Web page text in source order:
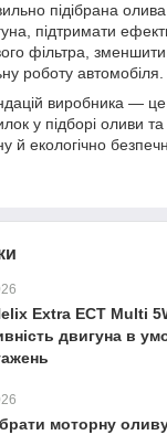
підібрана
підтримати
фільтра,
роботу автомобіля.
виробника — це
у підборі оливи
й екологічно
Extra ECT Multi
двигуна в
моторну